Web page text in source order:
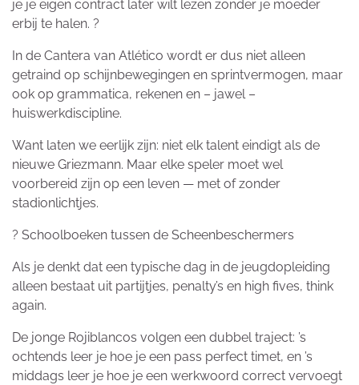
je je eigen contract later wilt lezen zonder je moeder
erbij te halen. ?
In de Cantera van Atlético wordt er dus niet alleen
getraind op schijnbewegingen en sprintvermogen, maar
ook op grammatica, rekenen en – jawel –
huiswerkdiscipline.
Want laten we eerlijk zijn: niet elk talent eindigt als de
nieuwe Griezmann. Maar elke speler moet wel
voorbereid zijn op een leven — met of zonder
stadionlichtjes.
? Schoolboeken tussen de Scheenbeschermers
Als je denkt dat een typische dag in de jeugdopleiding
alleen bestaat uit partijtjes, penalty’s en high fives, think
again.
De jonge Rojiblancos volgen een dubbel traject: ’s
ochtends leer je hoe je een pass perfect timet, en ’s
middags leer je hoe je een werkwoord correct vervoegt